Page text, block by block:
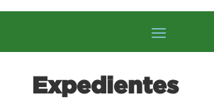
Expedientes